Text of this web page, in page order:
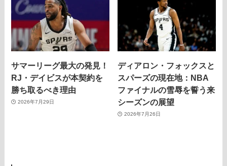
サマーリーグ最大の発見！
RJ・デイビスが本契約を
勝ち取るべき理由
2026年7月29日
ディアロン・フォックスと
スパーズの現在地：NBA
ファイナルの雪辱を誓う来
シーズンの展望
2026年7月26日